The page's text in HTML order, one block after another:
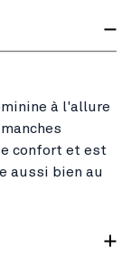
à l'allure
confort et est
aussi bien au